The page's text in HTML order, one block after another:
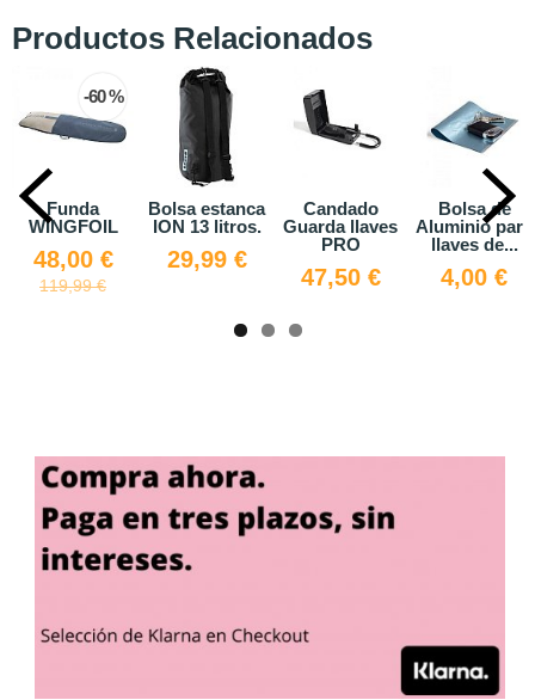
Productos Relacionados
Bolsa estanca
ION 13 litros.
29,99 €
Candado
Guarda llaves
47,50 €
Bolsa de
Aluminio para
llaves de...
4,00 €